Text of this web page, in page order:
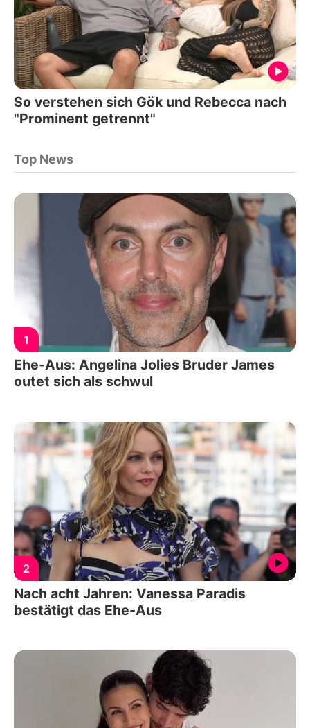
So verstehen sich Gök und Rebecca nach
"Prominent getrennt"
Top News
1
Ehe-Aus: Angelina Jolies Bruder James
outet sich als schwul
2
Nach acht Jahren: Vanessa Paradis
bestätigt das Ehe-Aus